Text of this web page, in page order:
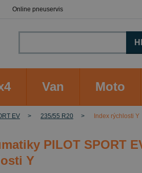
Online pneuservis
Van Moto
EV 235/55 R20 Index rýchlosti Y
PILOT SPORT
Y